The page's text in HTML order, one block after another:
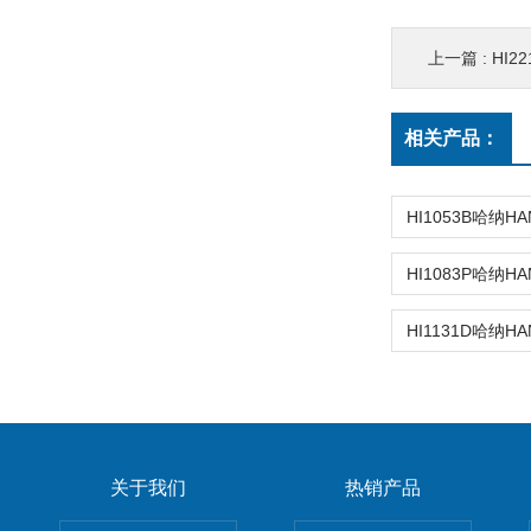
上一篇 :
相关产品：
关于我们 热销产品